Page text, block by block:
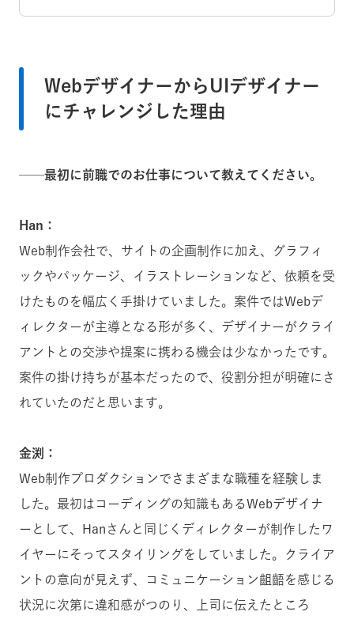
WebデザイナーからUIデザイナー
にチャレンジした理由
──最初に前職でのお仕事について教えてください。
Han：
Web制作会社で、サイトの企画制作に加え、グラフィ
ックやパッケージ、イラストレーションなど、依頼を受
けたものを幅広く手掛けていました。案件ではWebデ
ィレクターが主導となる形が多く、デザイナーがクライ
アントとの交渉や提案に携わる機会は少なかったです。
案件の掛け持ちが基本だったので、役割分担が明確にさ
れていたのだと思います。
金渕：
Web制作プロダクションでさまざまな職種を経験しま
した。最初はコーディングの知識もあるWebデザイナ
ーとして、Hanさんと同じくディレクターが制作したワ
イヤーにそってスタイリングをしていました。クライア
ントの意向が見えず、コミュニケーション齟齬を感じる
状況に次第に違和感がつのり、上司に伝えたところ